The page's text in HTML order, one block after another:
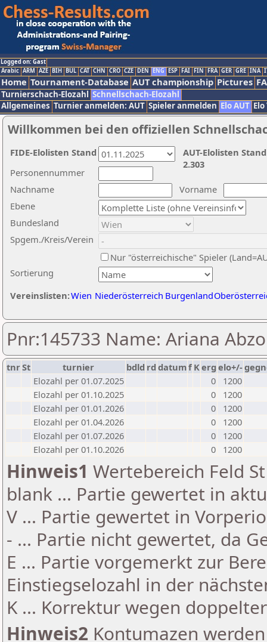
Logged on: Gast
Arabic ARM AZE BIH BUL CAT CHN CRO CZE DEN ENG ESP FAI FIN FRA GER GRE INA
Home Tournament-Database AUT championship Pictures
Turnierschach-Elozahl Schnellschach-Elozahl
Allgemeines Turnier anmelden: AUT Spieler anmelden Elo AUT
Willkommen bei den offiziellen
Nachname
Vorname
Ebene
Sortierung
Personennummer
Bundesland
Spgem./Kreis/Verein
Nur "österreichische" Spieler
Vereinslisten:Wien Niederösterreich Burgenland
AUT-Elolisten
2.303
FIDE-Elolisten Stand
Pnr:145733 Name: Ariana
tnrSt turnier bdld rd datumf Kerg elo+/-
Elozahl per 01.07.2025
0
1200
Elozahl per 01.10.2025
0
1200
Elozahl per 01.01.2026
0
1200
Elozahl per 01.04.2026
0
1200
Elozahl per 01.07.2026
0
1200
Elozahl per 01.10.2026
0 1200
Hinweis1 Wertebereich Feld
blank ... Partie gewertet in
V ... Partie gewertet in
- ... Partie nicht gewertet, da
E ... Partie vorgemerkt zur
Einstiegselozahl in der
K ... Korrektur wegen
Hinweis2 Kontumazen